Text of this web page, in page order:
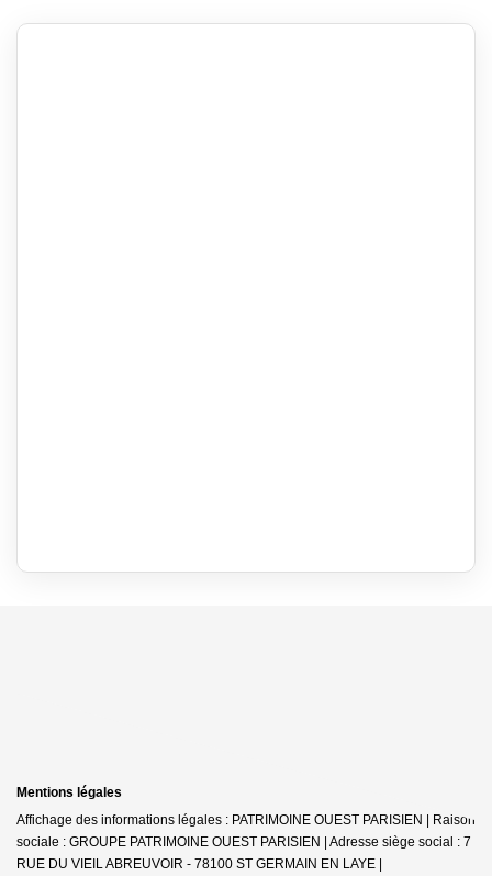
Mentions légales
Affichage des informations légales : PATRIMOINE OUEST PARISIEN | Raison
sociale : GROUPE PATRIMOINE OUEST PARISIEN | Adresse siège social : 7
RUE DU VIEIL ABREUVOIR - 78100 ST GERMAIN EN LAYE |